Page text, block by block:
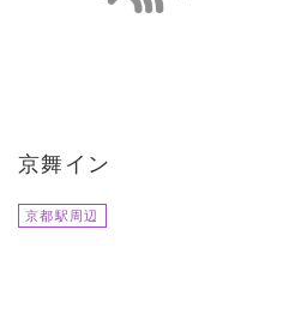
京舞イン
京都駅周辺